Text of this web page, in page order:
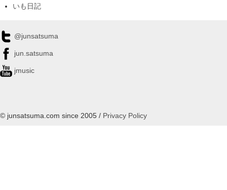
いも日記
@junsatsuma
jun.satsuma
jmusic
© junsatsuma.com since 2005 / Privacy Policy